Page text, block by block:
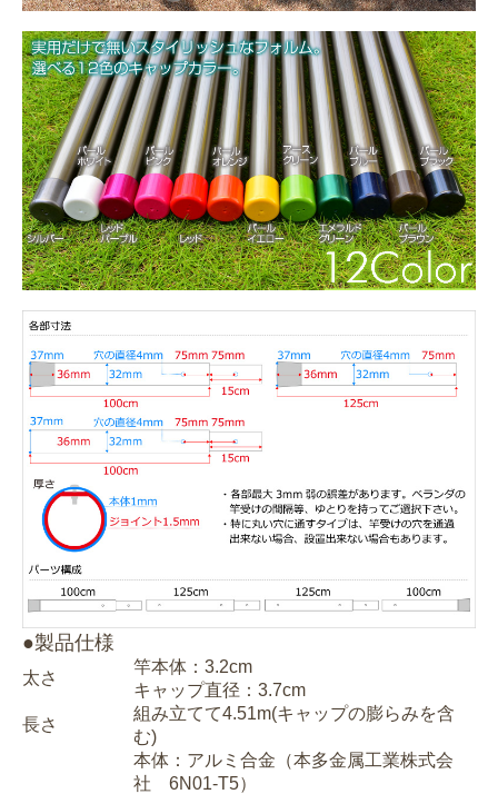
●製品仕様
太さ
竿本体：3.2cm
キャップ直径：3.7cm
長さ
組み立てて4.51m(キャップの膨らみを含
む)
本体：アルミ合金（本多金属工業株式会
社 6N01-T5）